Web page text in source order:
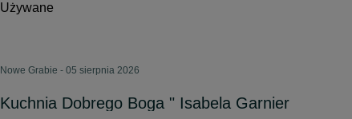
Używane
Nowe Grabie - 05 sierpnia 2026
Kuchnia Dobrego Boga " Isabela Garnier